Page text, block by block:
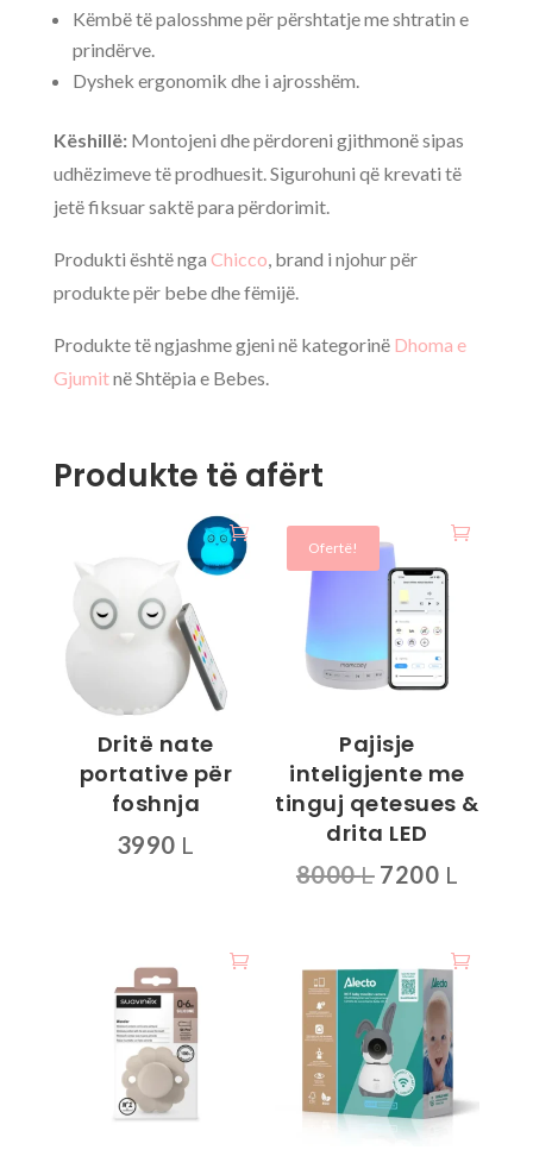
Këmbë të palosshme për përshtatje me shtratin e
prindërve.
Dyshek ergonomik dhe i ajrosshëm.
Këshillë:Montojeni dhe përdoreni gjithmonë sipas
udhëzimeve të prodhuesit. Sigurohuni që krevati të
jetë fiksuar saktë para përdorimit.
Produkti është nga Chicco, brand i njohur për
produkte për bebe dhe fëmijë.
Produkte të ngjashme gjeni në kategorinë Dhoma e
Gjumitnë Shtëpia e Bebes.
Produkte të afërt
Dritë nate
portative për
foshnja
3990 L
Ofertë!
Pajisje
inteligjente me
tinguj qetesues &
drita LED
8000L Çmimi
8000 L.
7200 L
është: